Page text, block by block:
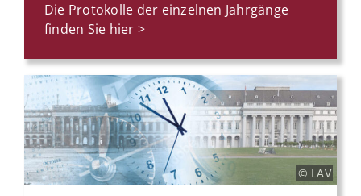
Die Protokolle der einzelnen Jahrgänge
finden Sie hier >
© LAV